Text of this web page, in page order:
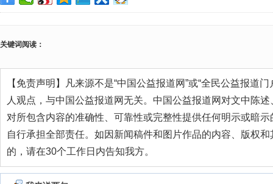
关键词阅读：
【免责声明】凡来源不是“中国公益报道网”或“全民公益报道
人观点，与中国公益报道网无关。中国公益报道网对文中陈
对所包含内容的准确性、可靠性或完整性提供任何明示或暗
自行承担全部责任。如因新闻稿件和图片作品的内容、版权
的，请在30个工作日内告知我方。